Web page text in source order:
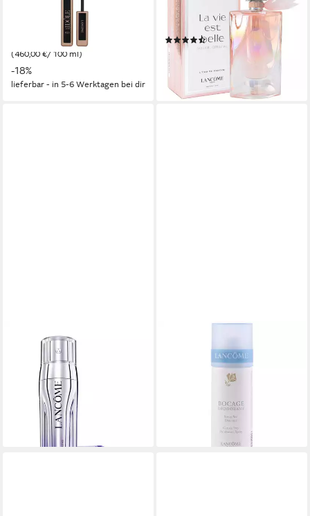
Mascara, 1-tlg., Mascara, 8 ml
Selbstbräuner Produkt
UVP44,95 €
(460,00 €/ 100 ml)
-18%
lieferbar - in 5-6 Werktagen bei dir
belle Soleil Cristal, Glasflakon,
Parfüm EDP, Damenduft
(3)
ab 69,99 €
(1.399,80 €/ 1 l)
lieferbar - in 2-3 Werktagen bei dir
LANCOME
Anti-Aging-Creme LANCÔME
Rénergie H.C.F. Triple Serum
packung, 1-tlg.
ab 113,98 € 124,59 €
lieferbar - in 3-4 Werktagen bei dir
Deo-Stift Bocage, Packung, 1-
tlg., 50 ml Deo-Stift
lieferbar - in 2-3 Werktagen bei dir